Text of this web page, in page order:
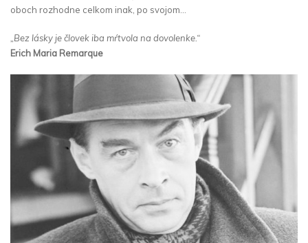
oboch rozhodne celkom inak, po svojom…
„Bez lásky je človek iba mŕtvola na dovolenke.“
Erich Maria Remarque